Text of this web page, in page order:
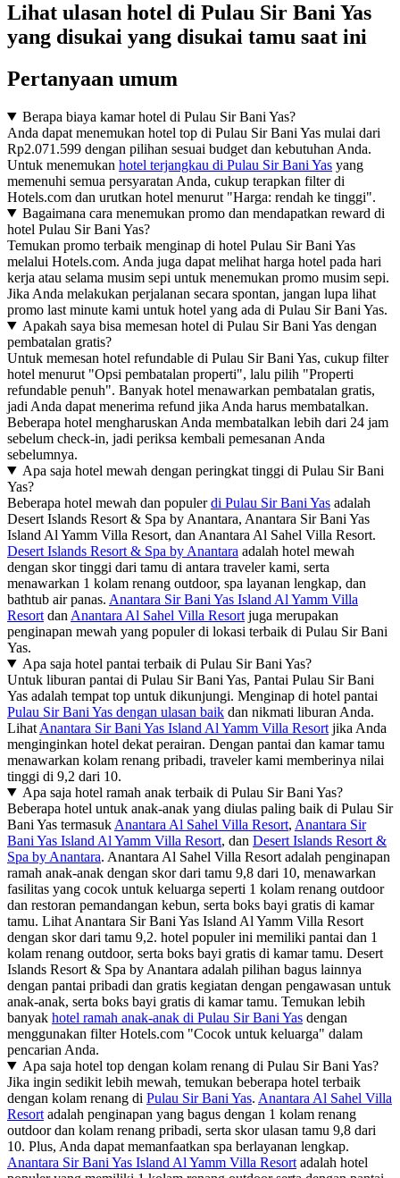
Lihat ulasan hotel di Pulau Sir Bani Yas
yang disukai yang disukai tamu saat ini
Pertanyaan umum
Berapa biaya kamar hotel di Pulau Sir Bani Yas?
Anda dapat menemukan hotel top di Pulau Sir Bani Yas mulai dari
Rp2.071.599 dengan pilihan sesuai budget dan kebutuhan Anda.
Untuk menemukan hotel terjangkau di Pulau Sir Bani Yas yang
memenuhi semua persyaratan Anda, cukup terapkan filter di
Hotels.com dan urutkan hotel menurut "Harga: rendah ke tinggi".
Bagaimana cara menemukan promo dan mendapatkan reward di
hotel Pulau Sir Bani Yas?
Temukan promo terbaik menginap di hotel Pulau Sir Bani Yas
melalui Hotels.com. Anda juga dapat melihat harga hotel pada hari
kerja atau selama musim sepi untuk menemukan promo musim sepi.
Jika Anda melakukan perjalanan secara spontan, jangan lupa lihat
promo last minute kami untuk hotel yang ada di Pulau Sir Bani Yas.
Apakah saya bisa memesan hotel di Pulau Sir Bani Yas dengan
pembatalan gratis?
Untuk memesan hotel refundable di Pulau Sir Bani Yas, cukup filter
hotel menurut "Opsi pembatalan properti", lalu pilih "Properti
refundable penuh". Banyak hotel menawarkan pembatalan gratis,
jadi Anda dapat menerima refund jika Anda harus membatalkan.
Beberapa hotel mengharuskan Anda membatalkan lebih dari 24 jam
sebelum check-in, jadi periksa kembali pemesanan Anda
sebelumnya.
Apa saja hotel mewah dengan peringkat tinggi di Pulau Sir Bani
Yas?
Beberapa hotel mewah dan populerdi Pulau Sir Bani Yas adalah
Desert Islands Resort & Spa by Anantara, Anantara Sir Bani Yas
Island Al Yamm Villa Resort, dan Anantara Al Sahel Villa Resort.
Desert Islands Resort & Spa by Anantara adalah hotel mewah
dengan skor tinggi dari tamu di antara traveler kami, serta
menawarkan 1 kolam renang outdoor, spa layanan lengkap, dan
bathtub air panas. Anantara Sir Bani Yas Island Al Yamm Villa
Resort dan Anantara Al Sahel Villa Resort juga merupakan
penginapan mewah yang populer di lokasi terbaik di Pulau Sir Bani
Yas.
Apa saja hotel pantai terbaik di Pulau Sir Bani Yas?
Untuk liburan pantai di Pulau Sir Bani Yas, Pantai Pulau Sir Bani
Yas adalah tempat top untuk dikunjungi. Menginap di hotel pantai
Pulau Sir Bani Yas dengan ulasan baik dan nikmati liburan Anda.
Lihat Anantara Sir Bani Yas Island Al Yamm Villa Resort jika Anda
menginginkan hotel dekat perairan. Dengan pantai dan kamar tamu
menawarkan kolam renang pribadi, traveler kami memberinya nilai
tinggi di 9,2 dari 10.
Apa saja hotel ramah anak terbaik di Pulau Sir Bani Yas?
Beberapa hotel untuk anak-anak yang diulas paling baik di Pulau Sir
Bani Yas termasuk Anantara Al Sahel Villa Resort, Anantara Sir
Bani Yas Island Al Yamm Villa Resort, dan Desert Islands Resort &
Spa by Anantara. Anantara Al Sahel Villa Resort adalah penginapan
ramah anak-anak dengan skor dari tamu 9,8 dari 10, menawarkan
fasilitas yang cocok untuk keluarga seperti 1 kolam renang outdoor
dan restoran pemandangan kebun, serta boks bayi gratis di kamar
tamu. Lihat Anantara Sir Bani Yas Island Al Yamm Villa Resort
dengan skor dari tamu 9,2. hotel populer ini memiliki pantai dan 1
kolam renang outdoor, serta boks bayi gratis di kamar tamu. Desert
Islands Resort & Spa by Anantara adalah pilihan bagus lainnya
dengan pantai pribadi dan gratis kegiatan dengan pengawasan untuk
anak-anak, serta boks bayi gratis di kamar tamu. Temukan lebih
banyak hotel ramah anak-anak di Pulau Sir Bani Yas dengan
menggunakan filter Hotels.com "Cocok untuk keluarga" dalam
pencarian Anda.
Apa saja hotel top dengan kolam renang di Pulau Sir Bani Yas?
Jika ingin sedikit lebih mewah, temukan beberapa hotel terbaik
dengan kolam renang di Pulau Sir Bani Yas. Anantara Al Sahel Villa
Resort adalah penginapan yang bagus dengan 1 kolam renang
outdoor dan kolam renang pribadi, serta skor ulasan tamu 9,8 dari
10. Plus, Anda dapat memanfaatkan spa berlayanan lengkap.
Anantara Sir Bani Yas Island Al Yamm Villa Resort adalah hotel